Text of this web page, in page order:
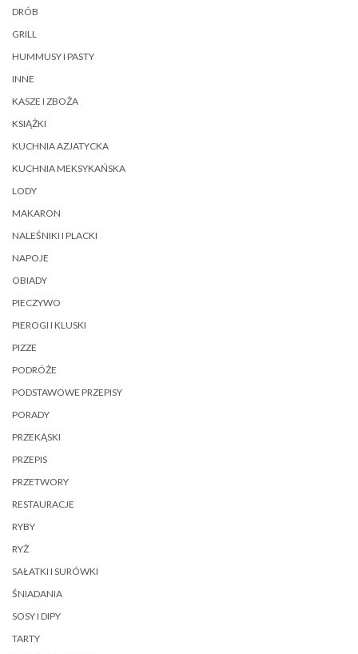
DRÓB
GRILL
HUMMUSY I PASTY
INNE
KASZE I ZBOŻA
KSIĄŻKI
KUCHNIA AZJATYCKA
KUCHNIA MEKSYKAŃSKA
LODY
MAKARON
NALEŚNIKI I PLACKI
NAPOJE
OBIADY
PIECZYWO
PIEROGI I KLUSKI
PIZZE
PODRÓŻE
PODSTAWOWE PRZEPISY
PORADY
PRZEKĄSKI
PRZEPIS
PRZETWORY
RESTAURACJE
RYBY
RYŻ
SAŁATKI I SURÓWKI
ŚNIADANIA
SOSY I DIPY
TARTY